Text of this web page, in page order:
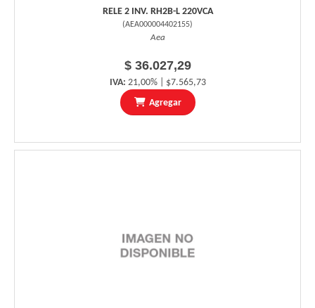
RELE 2 INV. RH2B-L 220VCA
(AEA000004402155)
Aea
$ 36.027,29
IVA: 21,00% | $7.565,73
Agregar